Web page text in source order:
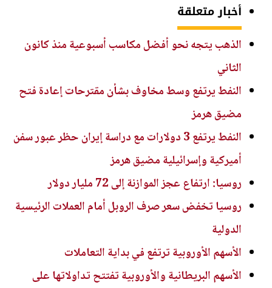
أخبار متعلقة
الذهب يتجه نحو أفضل مكاسب أسبوعية منذ كانون
الثاني
النفط يرتفع وسط مخاوف بشأن مقترحات إعادة فتح
مضيق هرمز
النفط يرتفع 3 دولارات مع دراسة إيران حظر عبور سفن
أميركية وإسرائيلية مضيق هرمز
روسيا: ارتفاع عجز الموازنة إلى 72 مليار دولار
روسيا تخفض سعر صرف الروبل أمام العملات الرئيسية
الدولية
الأسهم الأوروبية ترتفع في بداية التعاملات
الأسهم البريطانية والأوروبية تفتتح تداولاتها على